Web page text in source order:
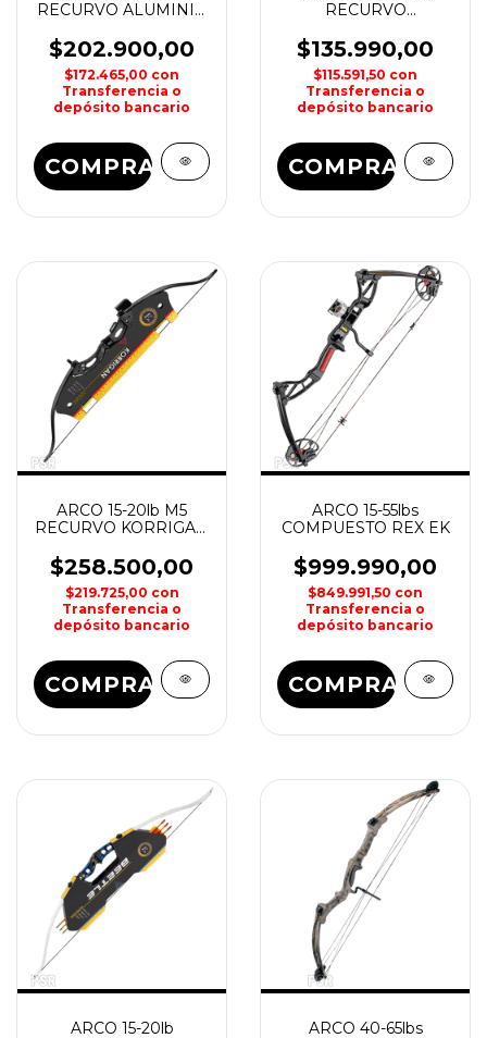
RECURVO ALUMINIO
$202.900,00
$172.465,00 con
Transferencia o
depósito bancario
COMPRAR
RECURVO
$135.990,00
$115.591,50 con
Transferencia o
depósito bancario
COMPRAR
ARCO 15-20lb M5
RECURVO KORRIGAN
$258.500,00
$219.725,00 con
Transferencia o
depósito bancario
COMPRAR
ARCO 15-55lbs
COMPUESTO REX EK
$999.990,00
$849.991,50 con
Transferencia o
depósito bancario
COMPRAR
ARCO 15-20lb
ARCO 40-65lbs